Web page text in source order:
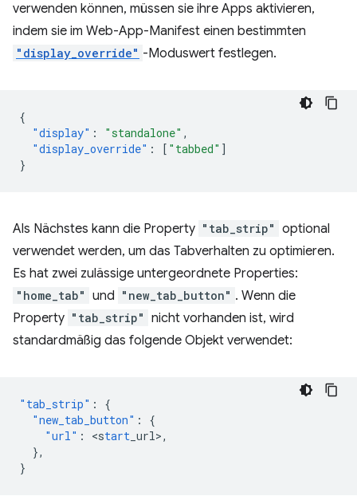
verwenden können, müssen sie ihre Apps aktivieren,
indem sie im Web-App-Manifest einen bestimmten
"display_override" -Moduswert festlegen.
{
"display" : "standalone" ,
"display_override" : [ "tabbed" ]
}
Als Nächstes kann die Property "tab_strip" optional
verwendet werden, um das Tabverhalten zu optimieren.
Es hat zwei zulässige untergeordnete Properties:
"home_tab" und "new_tab_button" . Wenn die
Property "tab_strip" nicht vorhanden ist, wird
standardmäßig das folgende Objekt verwendet:
"tab_strip" :
{
"new_tab_button" :
{
"url" : <start _url>,
},
}